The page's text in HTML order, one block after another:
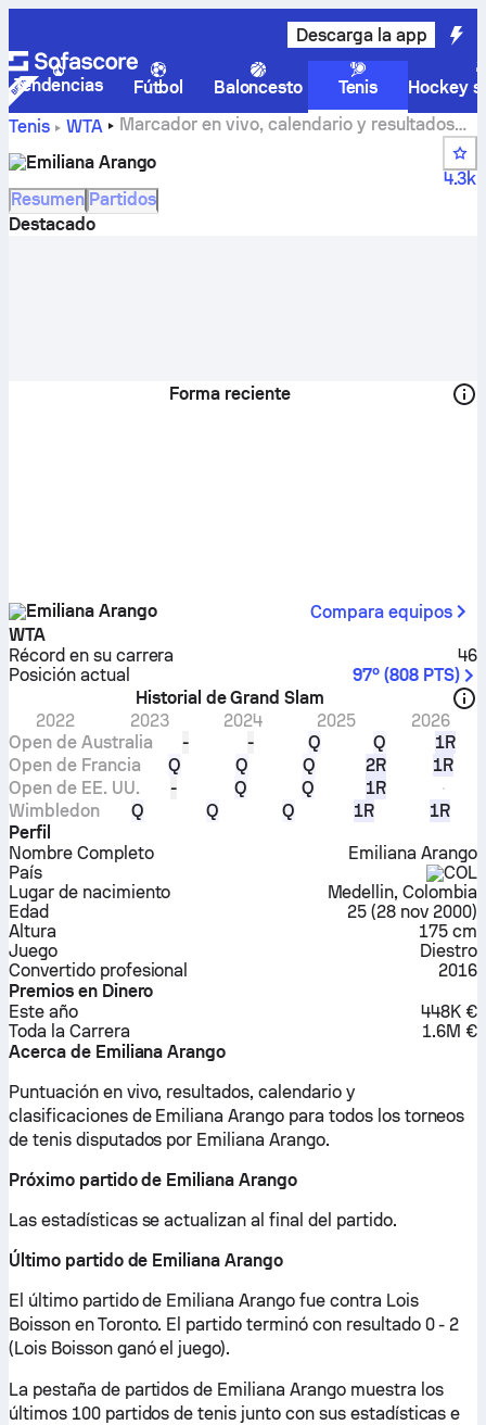
Descarga la app
Tendencias Fútbol Baloncesto Tenis
Hockey
Tenis
WTA
Marcador en vivo, calendario y resultados
Emiliana Arango
4.3k
Resumen Partidos
Destacado
Forma reciente
Emiliana Arango
Compara equipos
WTA
Récord en su carrera
46
Posición actual
97º (808 PTS)
Historial de Grand Slam
2022
2023 2024 2025
2026
Open de Australia
- - Q Q
1R
Open de Francia
Q Q Q 2R
1R
Open de EE. UU.
- Q Q
1R
Wimbledon
Q Q Q 1R
1R
Perfil
Nombre Completo
Emiliana Arango
País
COL
Lugar de nacimiento
Medellin, Colombia
Edad
25 (28 nov 2000)
Altura
175 cm
Juego
Diestro
Convertido profesional
2016
Premios en Dinero
Este año
448K €
Toda la Carrera
1.6M €
Acerca de Emiliana Arango
Puntuación en vivo, resultados, calendario y
clasificaciones de Emiliana Arango para todos los torneos
de tenis disputados por Emiliana Arango.
Próximo partido de Emiliana Arango
Las estadísticas se actualizan al final del partido.
Último partido de Emiliana Arango
El último partido de Emiliana Arango fue contra Lois
Boisson en Toronto. El partido terminó con resultado 0 - 2
(Lois Boisson ganó el juego).
La pestaña de partidos de Emiliana Arango muestra los
últimos 100 partidos de tenis junto con sus estadísticas e